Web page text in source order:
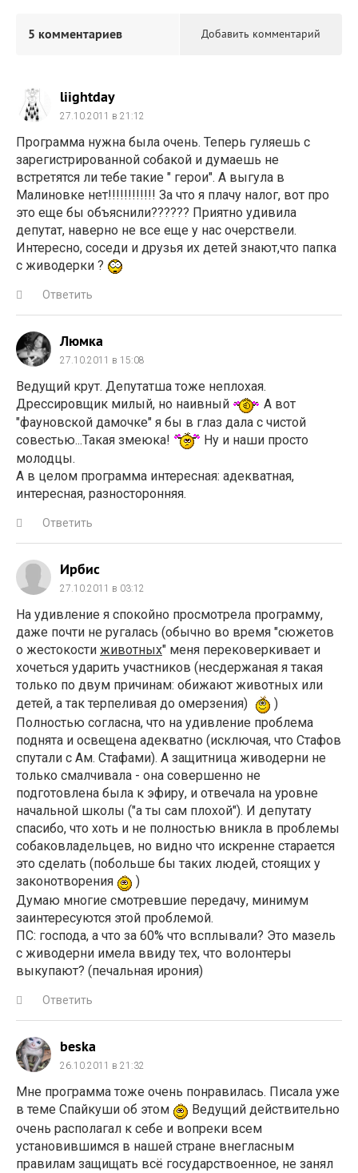
Добавить комментарий
5 комментариев
liightday
27.10.2011 в 21:12
Программа нужна была очень. Теперь гуляешь с
зарегистрированной собакой и думаешь не
встретятся ли тебе такие " герои". А выгула в
Малиновке нет!!!!!!!!!!!! За что я плачу налог, вот про
это еще бы объяснили?????? Приятно удивила
депутат, наверно не все еще у нас очерствели.
Интересно, соседи и друзья их детей знают,что папка
с живодерки ?
Ответить
Люмка
27.10.2011 в 15:08
Ведущий крут. Депутатша тоже неплохая.
Дрессировщик милый, но наивный
А вот
"фауновской дамочке" я бы в глаз дала с чистой
совестью...Такая змеюка!
Ну и наши просто
молодцы.
А в целом программа интересная: адекватная,
интересная, разносторонняя.
Ответить
Ирбис
27.10.2011 в 03:12
На удивление я спокойно просмотрела программу,
даже почти не ругалась (обычно во время "сюжетов
о жестокости животных" меня перековеркивает и
хочеться ударить участников (несдержаная я такая
только по двум причинам: обижают животных или
детей, а так терпеливая до омерзения)
)
Полностью согласна, что на удивление проблема
поднята и освещена адекватно (исключая, что Стафов
спутали с Ам. Стафами). А защитница живодерни не
только смалчивала - она совершенно не
подготовлена была к эфиру, и отвечала на уровне
начальной школы ("а ты сам плохой"). И депутату
спасибо, что хоть и не полностью вникла в проблемы
собаковладельцев, но видно что искренне старается
это сделать (побольше бы таких людей, стоящих у
законотворения
)
Думаю многие смотревшие передачу, минимум
заинтересуются этой проблемой.
ПС: господа, а что за 60% что всплывали? Это мазель
с живодерни имела ввиду тех, что волонтеры
выкупают? (печальная ирония)
Ответить
beska
26.10.2011 в 21:32
Мне программа тоже очень понравилась. Писала уже
в теме Спайкуши об этом
Ведущий действительно
очень располагал к себе и вопреки всем
установившимся в нашей стране внегласным
правилам защищать всё государствоенное, не занял